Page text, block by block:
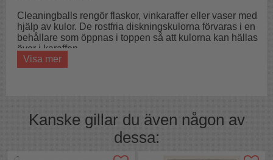
Cleaningballs rengör flaskor, vinkaraffer eller vaser med
hjälp av kulor. De rostfria diskningskulorna förvaras i en
behållare som öppnas i toppen så att kulorna kan hällas
över i karaffen.
Tvättkulor löser upp kalk och smuts när du försiktigt
Rengör där du inte kommer åt
Får bort avlagringar
Visa mer
Kanske gillar du även någon av
dessa: